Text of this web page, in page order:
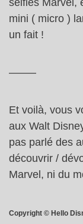
selfies Marvel,
mini ( micro )
un fait !
——–
Et voilà, vous
aux Walt
pas parlé des
découvrir /
Marvel, ni du
Copyright © Hello